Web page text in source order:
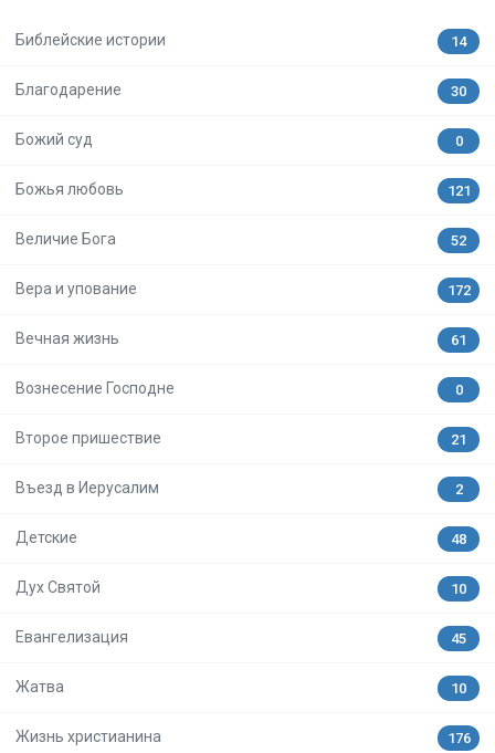
Библейские истории 14
Благодарение 30
Божий суд 0
Божья любовь 121
Величие Бога 52
Вера и упование 172
Вечная жизнь 61
Вознесение Господне 0
Второе пришествие 21
Въезд в Иерусалим 2
Детские 48
Дух Святой 10
Евангелизация 45
Жатва 10
Жизнь христианина 176